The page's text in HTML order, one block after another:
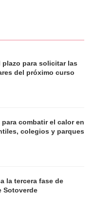
plazo para solicitar las
del próximo curso
para combatir el calor en
colegios y parques
la tercera fase de
Sotoverde